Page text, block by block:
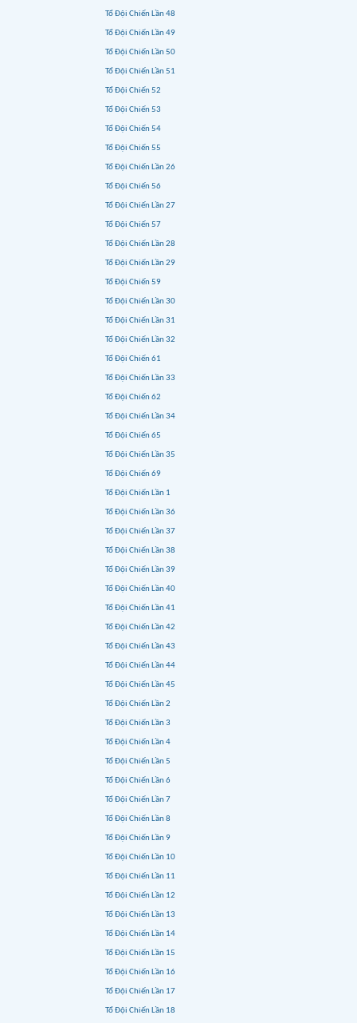
Tổ Đội Chiến Lần 48
Tổ Đội Chiến Lần 49
Tổ Đội Chiến Lần 50
Tổ Đội Chiến Lần 51
Tổ Đội Chiến 52
Tổ Đội Chiến 53
Tổ Đội Chiến 54
Tổ Đội Chiến 55
Tổ Đội Chiến Lần 26
Tổ Đội Chiến 56
Tổ Đội Chiến Lần 27
Tổ Đội Chiến 57
Tổ Đội Chiến Lần 28
Tổ Đội Chiến Lần 29
Tổ Đội Chiến 59
Tổ Đội Chiến Lần 30
Tổ Đội Chiến Lần 31
Tổ Đội Chiến Lần 32
Tổ Đội Chiến 61
Tổ Đội Chiến Lần 33
Tổ Đội Chiến 62
Tổ Đội Chiến Lần 34
Tổ Đội Chiến 65
Tổ Đội Chiến Lần 35
Tổ Đội Chiến 69
Tổ Đội Chiến Lần 1
Tổ Đội Chiến Lần 36
Tổ Đội Chiến Lần 37
Tổ Đội Chiến Lần 38
Tổ Đội Chiến Lần 39
Tổ Đội Chiến Lần 40
Tổ Đội Chiến Lần 41
Tổ Đội Chiến Lần 42
Tổ Đội Chiến Lần 43
Tổ Đội Chiến Lần 44
Tổ Đội Chiến Lần 45
Tổ Đội Chiến Lần 2
Tổ Đội Chiến Lần 3
Tổ Đội Chiến Lần 4
Tổ Đội Chiến Lần 5
Tổ Đội Chiến Lần 6
Tổ Đội Chiến Lần 7
Tổ Đội Chiến Lần 8
Tổ Đội Chiến Lần 9
Tổ Đội Chiến Lần 10
Tổ Đội Chiến Lần 11
Tổ Đội Chiến Lần 12
Tổ Đội Chiến Lần 13
Tổ Đội Chiến Lần 14
Tổ Đội Chiến Lần 15
Tổ Đội Chiến Lần 16
Tổ Đội Chiến Lần 17
Tổ Đội Chiến Lần 18